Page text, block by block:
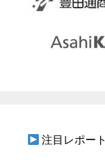
注目レポート